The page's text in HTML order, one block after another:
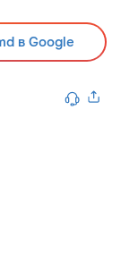
в Google